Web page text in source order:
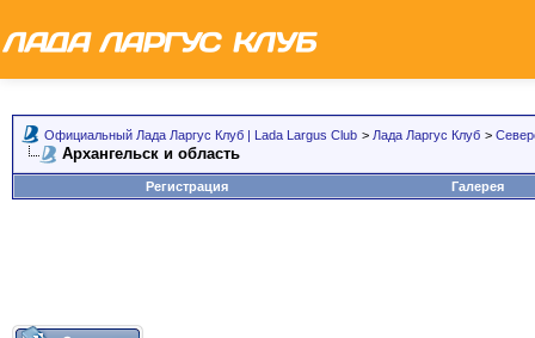
Официальный Лада Ларгус Клуб | Lada Largus Club > Лада Ларгус Клуб >
Архангельск и область
Регистрация Галерея